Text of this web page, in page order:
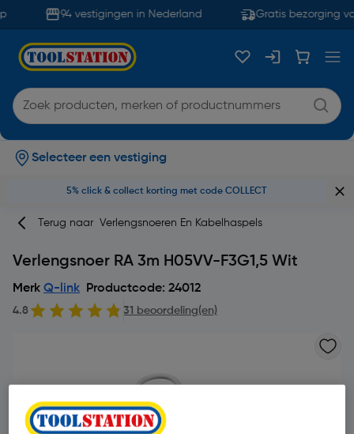
94 vestigingen in Nederland Gratis bezorging
Selecteer een vestiging
5% click & collect korting met code COLLECT
Terug naar Verlengsnoeren En Kabelhaspels
Verlengsnoer RA 3m H05VV-F3G1,5 Wit
Merk Q-link Productcode: 24012
4.8 31 beoordeling(en)